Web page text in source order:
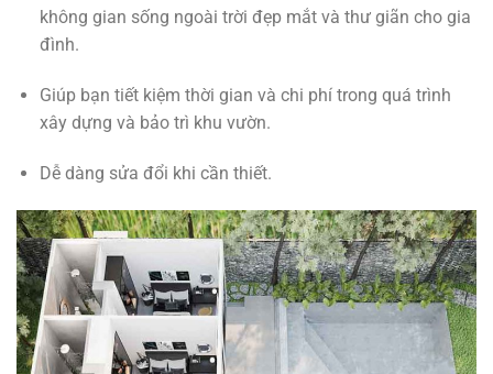
không gian sống ngoài trời đẹp mắt và thư giãn cho gia
đình.
Giúp bạn tiết kiệm thời gian và chi phí trong quá trình
xây dựng và bảo trì khu vườn.
Dễ dàng sửa đổi khi cần thiết.